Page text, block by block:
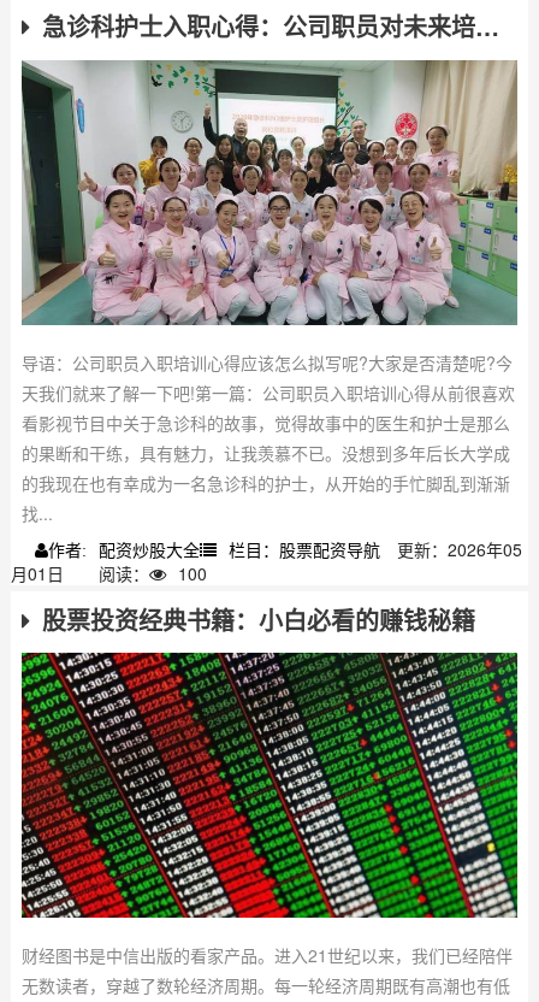
急诊科护士入职心得：公司职员对未来培训的实战思考
导语：公司职员入职培训心得应该怎么拟写呢?大家是否清楚呢?今
天我们就来了解一下吧!第一篇：公司职员入职培训心得从前很喜欢
看影视节目中关于急诊科的故事，觉得故事中的医生和护士是那么
的果断和干练，具有魅力，让我羡慕不已。没想到多年后长大学成
的我现在也有幸成为一名急诊科的护士，从开始的手忙脚乱到渐渐
找...
作者: 配资炒股大全 栏目：股票配资导航
更新：2026年05
月01日
阅读： 100
股票投资经典书籍：小白必看的赚钱秘籍
财经图书是中信出版的看家产品。进入21世纪以来，我们已经陪伴
无数读者，穿越了数轮经济周期。每一轮经济周期既有高潮也有低